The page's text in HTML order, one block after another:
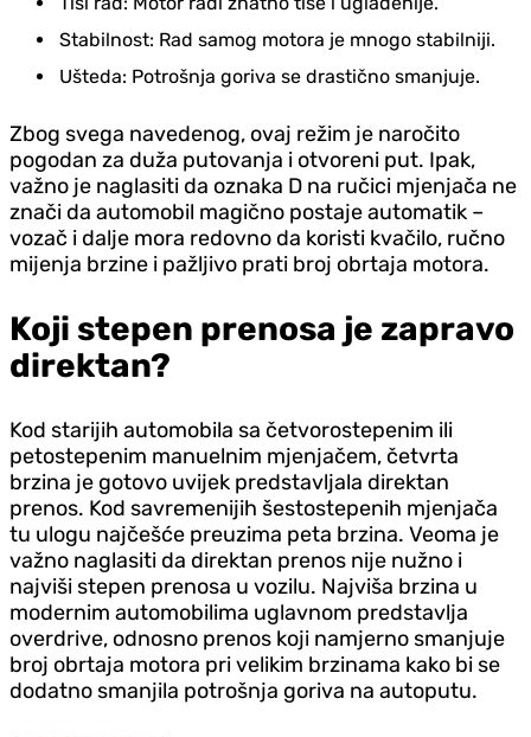
Stabilnost: Rad samog motora je mnogo stabilniji.
Ušteda: Potrošnja goriva se drastično smanjuje.
Zbog svega navedenog, ovaj režim je naročito
pogodan za duža putovanja i otvoreni put. Ipak,
važno je naglasiti da oznaka D na ručici mjenjača ne
znači da automobil magično postaje automatik –
vozač i dalje mora redovno da koristi kvačilo, ručno
mijenja brzine i pažljivo prati broj obrtaja motora.
Koji stepen prenosa je zapravo
direktan?
Kod starijih automobila sa četvorostepenim ili
petostepenim manuelnim mjenjačem, četvrta
brzina je gotovo uvijek predstavljala direktan
prenos. Kod savremenijih šestostepenih mjenjača
tu ulogu najčešće preuzima peta brzina. Veoma je
važno naglasiti da direktan prenos nije nužno i
najviši stepen prenosa u vozilu. Najviša brzina u
modernim automobilima uglavnom predstavlja
overdrive, odnosno prenos koji namjerno smanjuje
broj obrtaja motora pri velikim brzinama kako bi se
dodatno smanjila potrošnja goriva na autoputu.